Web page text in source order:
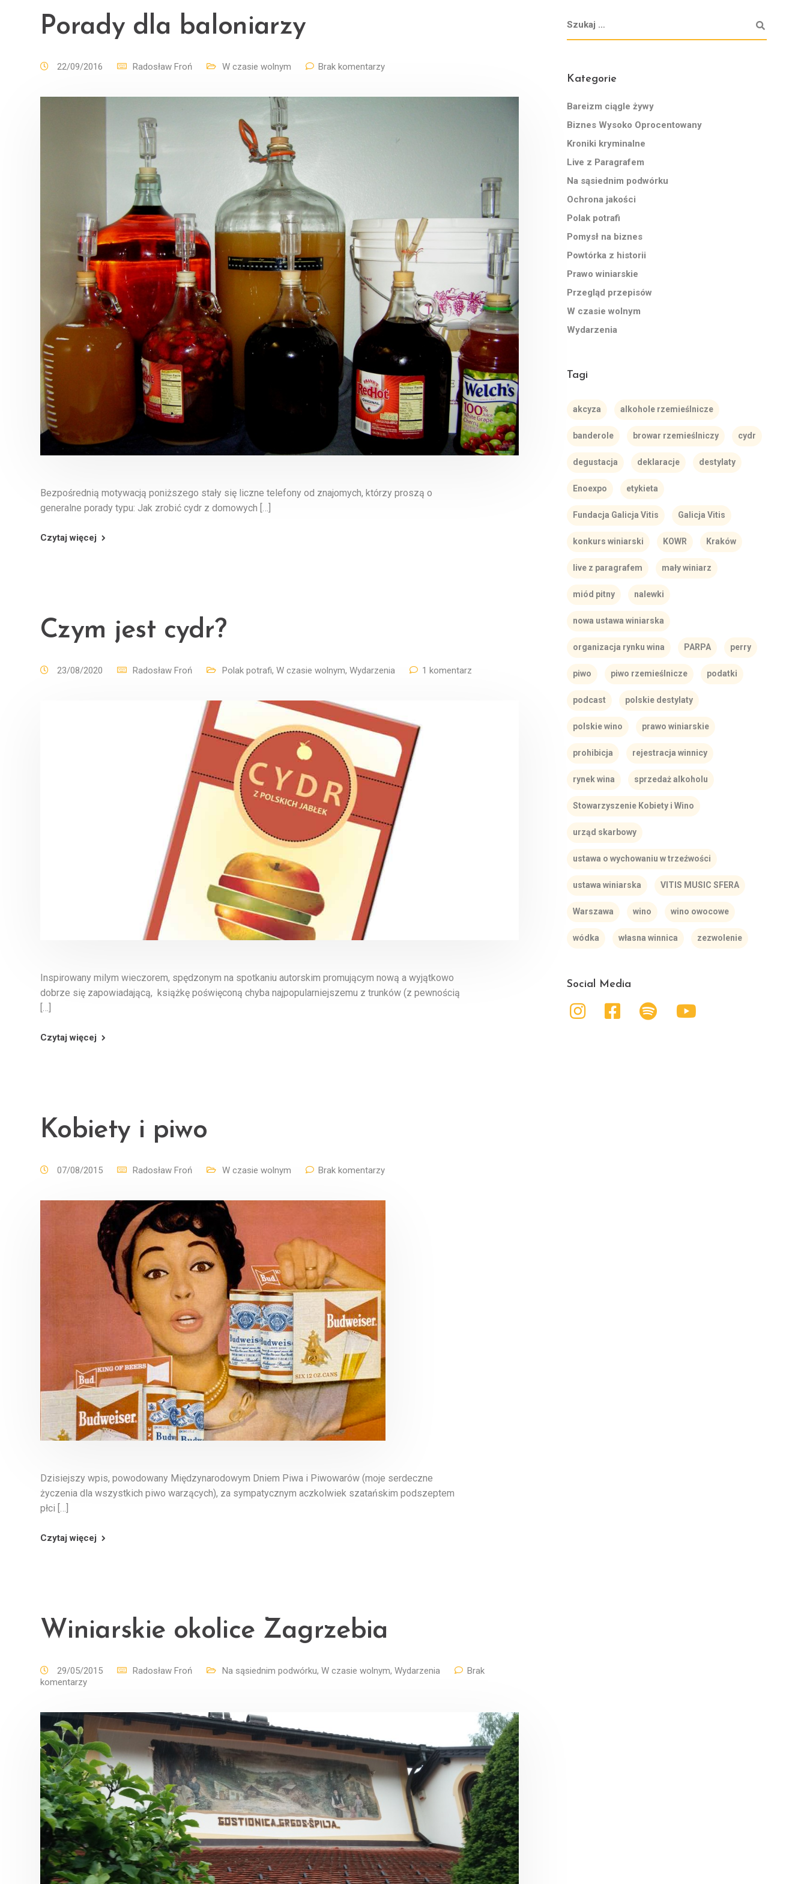
Porady dla baloniarzy
22/09/2016 Radosław Froń W czasie wolnym Brak komentarzy
Bezpośrednią motywacją poniższego stały się liczne telefony od znajomych, którzy proszą o
generalne porady typu: Jak zrobić cydr z domowych […]
Czytaj więcej
Czym jest cydr?
23/08/2020 Radosław Froń Polak potrafi, W czasie wolnym, Wydarzenia 1 komentarz
Inspirowany milym wieczorem, spędzonym na spotkaniu autorskim promującym nową a wyjątkowo
dobrze się zapowiadającą, książkę poświęconą chyba najpopularniejszemu z trunków (z pewnością
[…]
Czytaj więcej
Kobiety i piwo
07/08/2015 Radosław Froń W czasie wolnym Brak komentarzy
Dzisiejszy wpis, powodowany Międzynarodowym Dniem Piwa i Piwowarów (moje serdeczne
życzenia dla wszystkich piwo warzących), za sympatycznym aczkolwiek szatańskim podszeptem
płci […]
Czytaj więcej
Winiarskie okolice Zagrzebia
29/05/2015 Radosław Froń Na sąsiednim podwórku, W czasie wolnym, Wydarzenia
Brak
komentarzy
Kategorie
Bareizm ciągle żywy
Biznes Wysoko Oprocentowany
Kroniki kryminalne
Live z Paragrafem
Na sąsiednim podwórku
Ochrona jakości
Polak potrafi
Pomysł na biznes
Powtórka z historii
Prawo winiarskie
Przegląd przepisów
W czasie wolnym
Wydarzenia
Tagi
akcyza alkohole rzemieślnicze
banderole browar rzemieślniczy cydr
degustacja deklaracje destylaty
Enoexpo etykieta
Fundacja Galicja Vitis Galicja Vitis
konkurs winiarski KOWR Kraków
live z paragrafem mały winiarz
miód pitny nalewki
nowa ustawa winiarska
organizacja rynku wina PARPA perry
piwo piwo rzemieślnicze podatki
podcast polskie destylaty
polskie wino prawo winiarskie
prohibicja rejestracja winnicy
rynek wina sprzedaż alkoholu
Stowarzyszenie Kobiety i Wino
urząd skarbowy
ustawa o wychowaniu w trzeźwości
ustawa winiarska VITIS MUSIC SFERA
Warszawa wino wino owocowe
wódka własna winnica zezwolenie
Social Media